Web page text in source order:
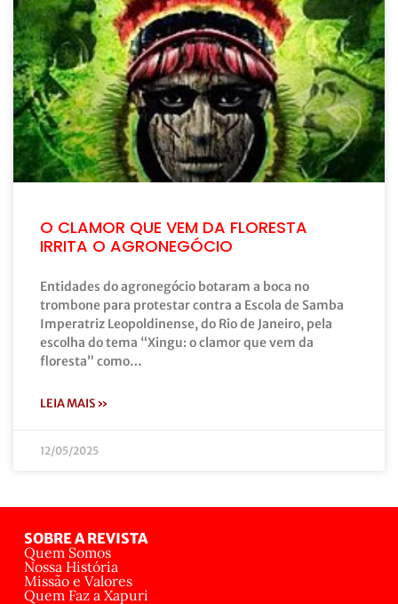
O CLAMOR QUE VEM DA FLORESTA
IRRITA O AGRONEGÓCIO
Entidades do agronegócio botaram a boca no
trombone para protestar contra a Escola de Samba
Imperatriz Leopoldinense, do Rio de Janeiro, pela
escolha do tema “Xingu: o clamor que vem da
floresta” como…
LEIA MAIS »
12/05/2025
SOBRE A REVISTA
Quem Somos
Nossa História
Missão e Valores
Quem Faz a Xapuri